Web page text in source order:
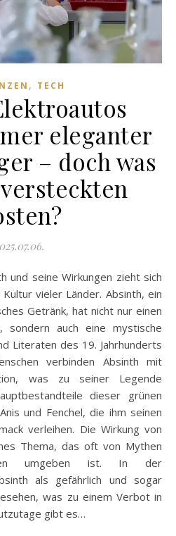
, TECH
eleganter
– doch was
vieler Länder. Absinth, ein
Getränk, hat nicht nur einen
sondern auch eine mystische
Literaten des 19. Jahrhunderts
verbinden Absinth mit
was zu seiner Legende
dieser grünen
und Fenchel, die ihm seinen
verleihen. Die Wirkung von
Thema, das oft von Mythen
umgeben ist. In der
als gefährlich und sogar
was zu einem Verbot in
gibt es…